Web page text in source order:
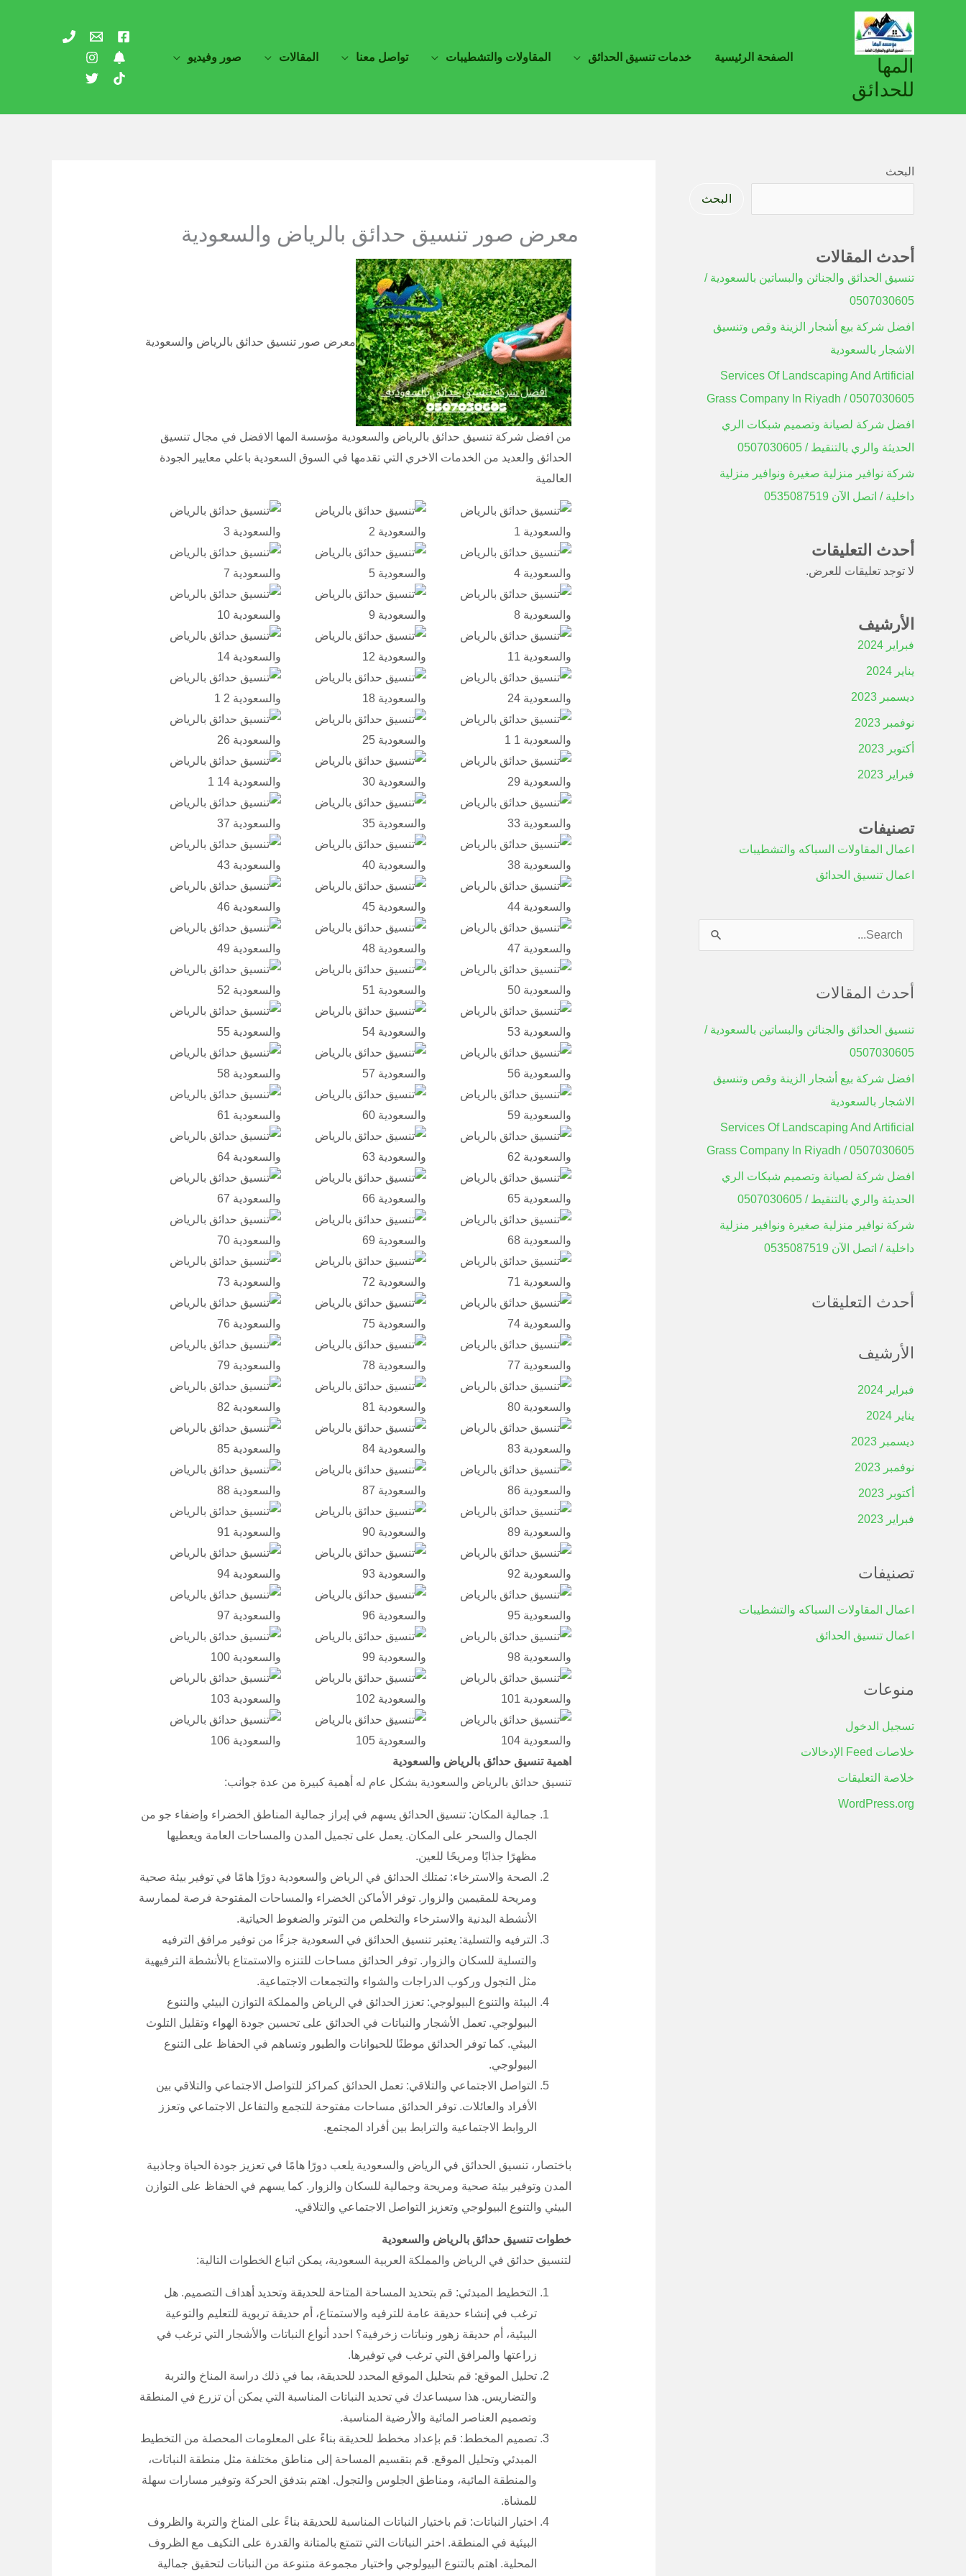
المها
للحدائق
الصفحة الرئيسية خدمات تنسيق الحدائق المقاولات والتشطيبات تواصل معنا المقالات صور وفيديو
البحث
البحث
أحدث المقالات
تنسيق الحدائق والجنائن والبساتين بالسعودية /
0507030605
افضل شركة بيع أشجار الزينة وقص وتنسيق
الاشجار بالسعودية
Services Of Landscaping And Artificial
Grass Company In Riyadh / 0507030605
افضل شركة لصيانة وتصميم شبكات الري
الحديثة والري بالتنقيط / 0507030605
شركة نوافير منزلية صغيرة ونوافير منزلية
داخلية / اتصل الآن 0535087519
أحدث التعليقات
لا توجد تعليقات للعرض.
الأرشيف
فبراير 2024
يناير 2024
ديسمبر 2023
نوفمبر 2023
أكتوبر 2023
فبراير 2023
تصنيفات
اعمال المقاولات السباكه والتشطيبات
اعمال تنسيق الحدائق
ب
ث
ع
ن
:
أحدث المقالات
تنسيق الحدائق والجنائن والبساتين بالسعودية /
0507030605
افضل شركة بيع أشجار الزينة وقص وتنسيق
الاشجار بالسعودية
Services Of Landscaping And Artificial
Grass Company In Riyadh / 0507030605
افضل شركة لصيانة وتصميم شبكات الري
الحديثة والري بالتنقيط / 0507030605
شركة نوافير منزلية صغيرة ونوافير منزلية
داخلية / اتصل الآن 0535087519
أحدث التعليقات
الأرشيف
فبراير 2024
يناير 2024
ديسمبر 2023
نوفمبر 2023
أكتوبر 2023
فبراير 2023
تصنيفات
اعمال المقاولات السباكه والتشطيبات
اعمال تنسيق الحدائق
منوعات
تسجيل الدخول
خلاصات Feed الإدخالات
خلاصة التعليقات
WordPress.org
معرض صور تنسيق حدائق بالرياض والسعودية
معرض صور تنسيق حدائق بالرياض والسعودية
من افضل شركة تنسيق حدائق بالرياض والسعودية مؤسسة المها الافضل في مجال تنسيق
الحدائق والعديد من الخدمات الاخري التي تقدمها في السوق السعودية باعلي معايير الجودة
العالمية
اهمية تنسيق حدائق بالرياض والسعودية
تنسيق حدائق بالرياض والسعودية بشكل عام له أهمية كبيرة من عدة جوانب:
جمالية المكان: تنسيق الحدائق يسهم في إبراز جمالية المناطق الخضراء وإضفاء جو من
الجمال والسحر على المكان. يعمل على تجميل المدن والمساحات العامة ويعطيها
مظهرًا جذابًا ومريحًا للعين.
الصحة والاسترخاء: تمتلك الحدائق في الرياض والسعودية دورًا هامًا في توفير بيئة صحية
ومريحة للمقيمين والزوار. توفر الأماكن الخضراء والمساحات المفتوحة فرصة لممارسة
الأنشطة البدنية والاسترخاء والتخلص من التوتر والضغوط الحياتية.
الترفيه والتسلية: يعتبر تنسيق الحدائق في السعودية جزءًا من توفير مرافق الترفيه
والتسلية للسكان والزوار. توفر الحدائق مساحات للتنزه والاستمتاع بالأنشطة الترفيهية
مثل التجول وركوب الدراجات والشواء والتجمعات الاجتماعية.
البيئة والتنوع البيولوجي: تعزز الحدائق في الرياض والمملكة التوازن البيئي والتنوع
البيولوجي. تعمل الأشجار والنباتات في الحدائق على تحسين جودة الهواء وتقليل التلوث
البيئي. كما توفر الحدائق موطنًا للحيوانات والطيور وتساهم في الحفاظ على التنوع
البيولوجي.
التواصل الاجتماعي والتلاقي: تعمل الحدائق كمراكز للتواصل الاجتماعي والتلاقي بين
الأفراد والعائلات. توفر الحدائق مساحات مفتوحة للتجمع والتفاعل الاجتماعي وتعزز
الروابط الاجتماعية والترابط بين أفراد المجتمع.
باختصار، تنسيق الحدائق في الرياض والسعودية يلعب دورًا هامًا في تعزيز جودة الحياة وجاذبية
المدن وتوفير بيئة صحية ومريحة وجمالية للسكان والزوار. كما يسهم في الحفاظ على التوازن
البيئي والتنوع البيولوجي وتعزيز التواصل الاجتماعي والتلاقي.
خطوات تنسيق حدائق بالرياض والسعودية
لتنسيق حدائق في الرياض والمملكة العربية السعودية، يمكن اتباع الخطوات التالية:
التخطيط المبدئي: قم بتحديد المساحة المتاحة للحديقة وتحديد أهداف التصميم. هل
ترغب في إنشاء حديقة عامة للترفيه والاستمتاع، أم حديقة تربوية للتعليم والتوعية
البيئية، أم حديقة زهور ونباتات زخرفية؟ احدد أنواع النباتات والأشجار التي ترغب في
زراعتها والمرافق التي ترغب في توفيرها.
تحليل الموقع: قم بتحليل الموقع المحدد للحديقة، بما في ذلك دراسة المناخ والتربة
والتضاريس. هذا سيساعدك في تحديد النباتات المناسبة التي يمكن أن تزرع في المنطقة
وتصميم العناصر المائية والأرضية المناسبة.
تصميم المخطط: قم بإعداد مخطط للحديقة بناءً على المعلومات المحصلة من التخطيط
المبدئي وتحليل الموقع. قم بتقسيم المساحة إلى مناطق مختلفة مثل منطقة النباتات،
والمنطقة المائية، ومناطق الجلوس والتجول. اهتم بتدفق الحركة وتوفير مسارات سهلة
للمشاة.
اختيار النباتات: قم باختيار النباتات المناسبة للحديقة بناءً على المناخ والتربة والظروف
البيئية في المنطقة. اختر النباتات التي تتمتع بالمتانة والقدرة على التكيف مع الظروف
المحلية. اهتم بالتنوع البيولوجي واختيار مجموعة متنوعة من النباتات لتحقيق جمالية